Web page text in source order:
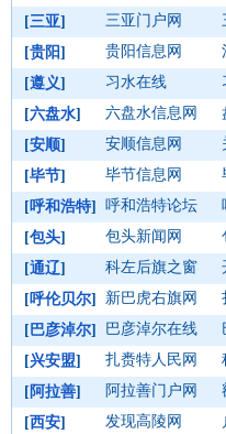
[三亚] 三亚门户网
[贵阳] 贵阳信息网
[遵义] 习水在线
[六盘水] 六盘水信息网
[安顺] 安顺信息网
[毕节] 毕节信息网
[呼和浩特] 呼和浩特论坛
[包头] 包头新闻网
[通辽] 科左后旗之窗
[呼伦贝尔] 新巴虎右旗网
[ 巴彦淖尔] 巴彦淖尔在线
[兴安盟] 扎赉特人民网
[ 阿拉善] 阿拉善门户网
[西安] 发现高陵网